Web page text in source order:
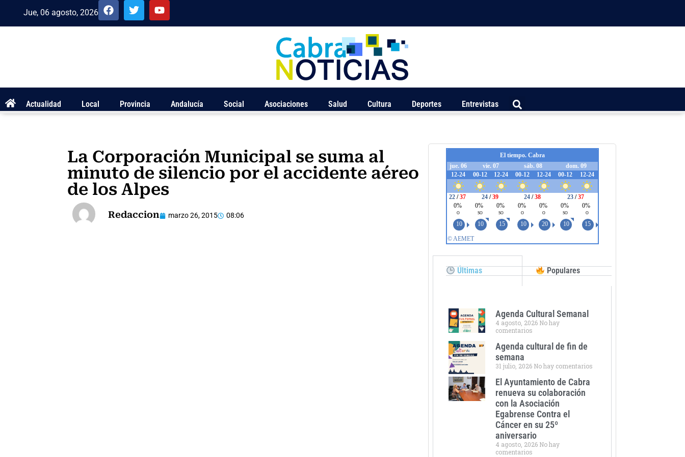
Jue, 06 agosto, 2026
Actualidad Local Provincia Andalucía Social Asociaciones Salud Cultura Deportes Entrevistas
La Corporación Municipal se suma al
minuto de silencio por el accidente aéreo
de los Alpes
Redaccion marzo 26, 2015 08:06
Últimas Populares
Agenda Cultural Semanal
4 agosto, 2026 No hay
comentarios
Agenda cultural de fin de
semana
31 julio, 2026 No hay comentarios
El Ayuntamiento de Cabra
renueva su colaboración
con la Asociación
Egabrense Contra el
Cáncer en su 25º
aniversario
4 agosto, 2026 No hay
comentarios